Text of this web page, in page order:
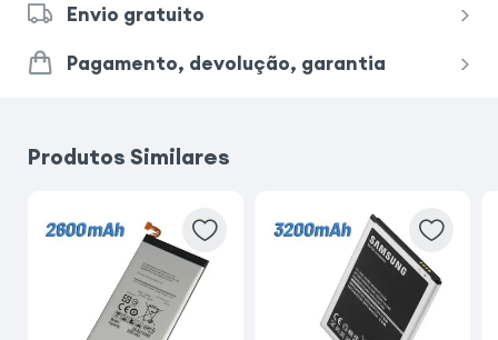
Envio gratuito
Pagamento, devolução, garantia
Produtos Similares